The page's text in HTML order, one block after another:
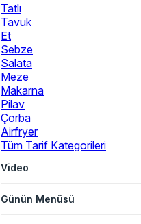
Tatlı
Tavuk
Et
Sebze
Salata
Meze
Makarna
Pilav
Çorba
Airfryer
Tüm Tarif Kategorileri
Video
Günün Menüsü